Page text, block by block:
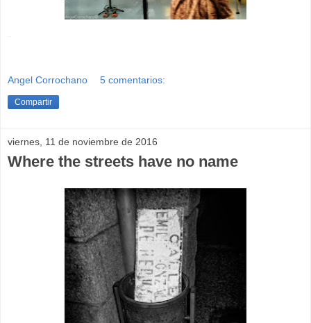
Angel Corrochano 5 comentarios:
Compartir
viernes, 11 de noviembre de 2016
Where the streets have no name